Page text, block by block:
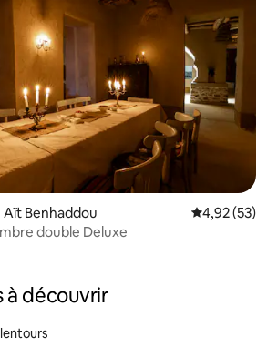
Aït Benhaddou Note
4,92 (53)
double Deluxe
à découvrir